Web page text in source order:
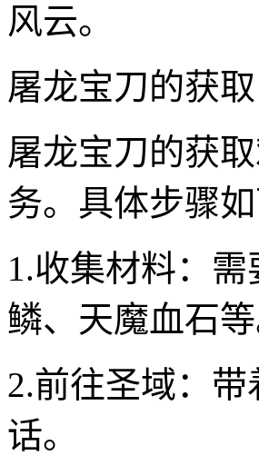
风云。
屠龙宝刀的获取
屠龙宝刀的获
务。具体步骤如
1.收集材料：
鳞、天魔血石等
2.前往圣域：
话。